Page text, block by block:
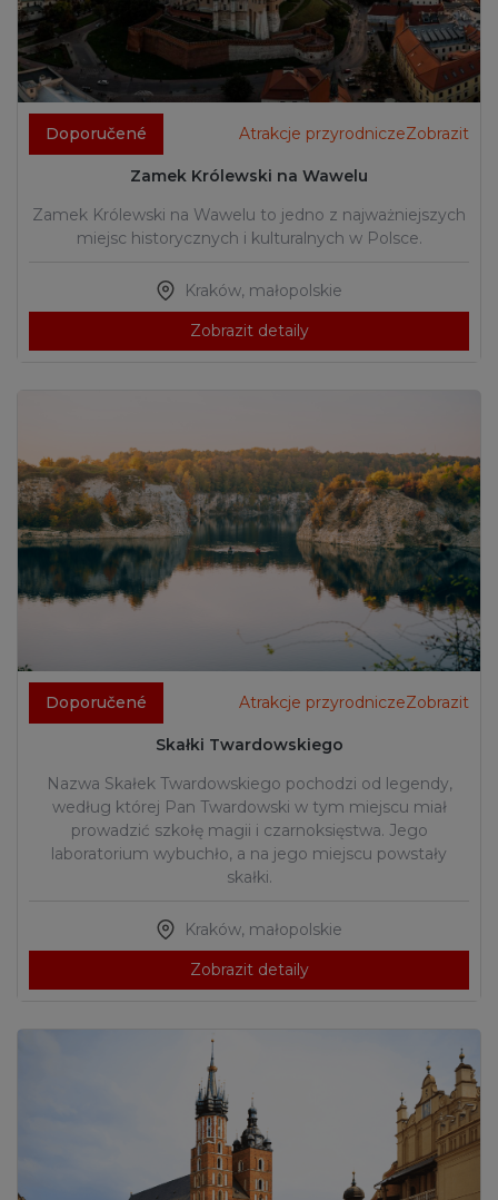
Doporučené Atrakcje przyrodniczeZobrazit
Zamek Królewski na Wawelu
Zamek Królewski na Wawelu to jedno z najważniejszych
miejsc historycznych i kulturalnych w Polsce.
Kraków, małopolskie
Zobrazit detaily
Doporučené Atrakcje przyrodniczeZobrazit
Skałki Twardowskiego
Nazwa Skałek Twardowskiego pochodzi od legendy,
według której Pan Twardowski w tym miejscu miał
prowadzić szkołę magii i czarnoksięstwa. Jego
laboratorium wybuchło, a na jego miejscu powstały
skałki.
Kraków, małopolskie
Zobrazit detaily